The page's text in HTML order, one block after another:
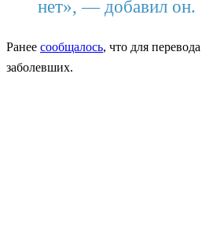
нет», — добавил он.
Ранее сообщалось, что для
заболевших.